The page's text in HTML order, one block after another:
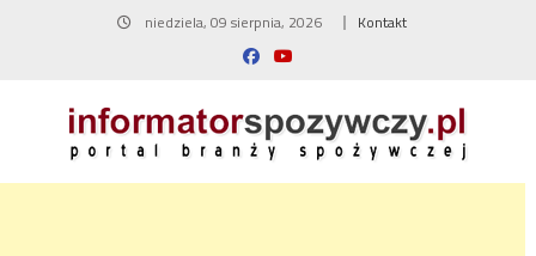
niedziela, 09 sierpnia, 2026 Kontakt